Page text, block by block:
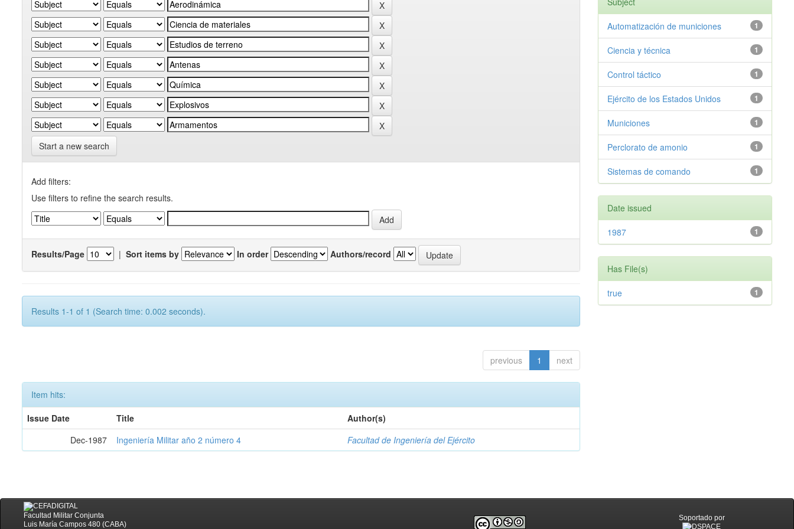
Start a new search
Add filters:
Use filters to refine the search results.
Results/Page | Sort items by In order Authors/record
Results 1-1 of 1 (Search time: 0.002 seconds).
previous 1 next
Item hits:
Issue Date
Title
Author(s)
Dec-1987
Ingeniería Militar año 2 número 4 Facultad de Ingeniería del Ejército
1
Automatización de municiones
1
Ciencia y técnica
1
Control táctico
1
Ejército de los Estados Unidos
1
Municiones
1
Perclorato de amonio
1
Sistemas de comando
Date issued
1
1987
Has File(s)
1
true
Facultad Militar Conjunta
Luis María Campos 480 (CABA)
Soportado por